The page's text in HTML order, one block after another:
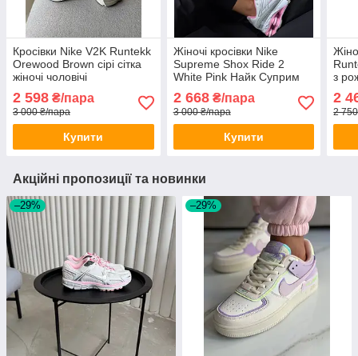
Кросівки Nike V2K Runtekk
Orewood Brown сірі сітка
жіночі чоловічі
2 598 ₴/пара
3 000 ₴/пара
Купити
Жіночі кросівки Nike
Supreme Shox Ride 2
White Pink Найк Суприм
модні
2 668₴/пара
3 000 ₴/пара
Купити
з
2
2
Акційні пропозиції та новинки
–29% –29%